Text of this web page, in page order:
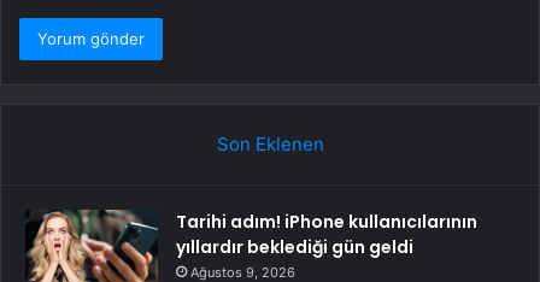
Son Eklenen
Tarihi adım! iPhone kullanıcılarının
yıllardır beklediği gün geldi
Ağustos 9, 2026